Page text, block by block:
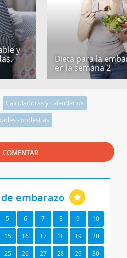
y
Dieta para la
en la semana 2
Calculadoras y calendarios
- molestias
COMENTAR
embarazo
5 6 7 8 9 10
15 16 17 18 19 20
25 26 27 28 29 30